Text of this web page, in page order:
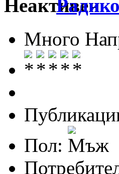
Радико
Много
Пол: